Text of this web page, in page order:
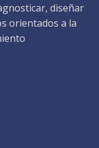
diseñar
orientados a la